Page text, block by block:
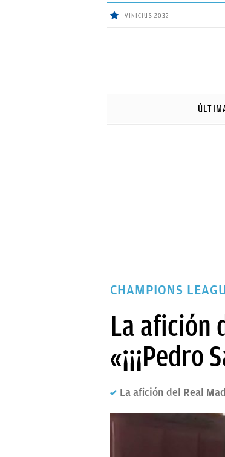
VINICIUS 2032
CHAMPIONS
La afición
La afición del Real